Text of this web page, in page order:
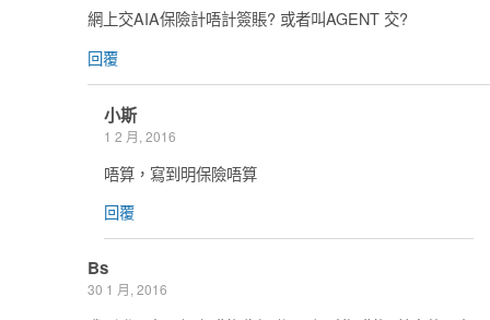
網上交AIA保險計唔計簽賬? 或者叫AGENT 交?
回覆
小斯
1 2 月, 2016
唔算，寫到明保險唔算
回覆
Bs
30 1 月, 2016